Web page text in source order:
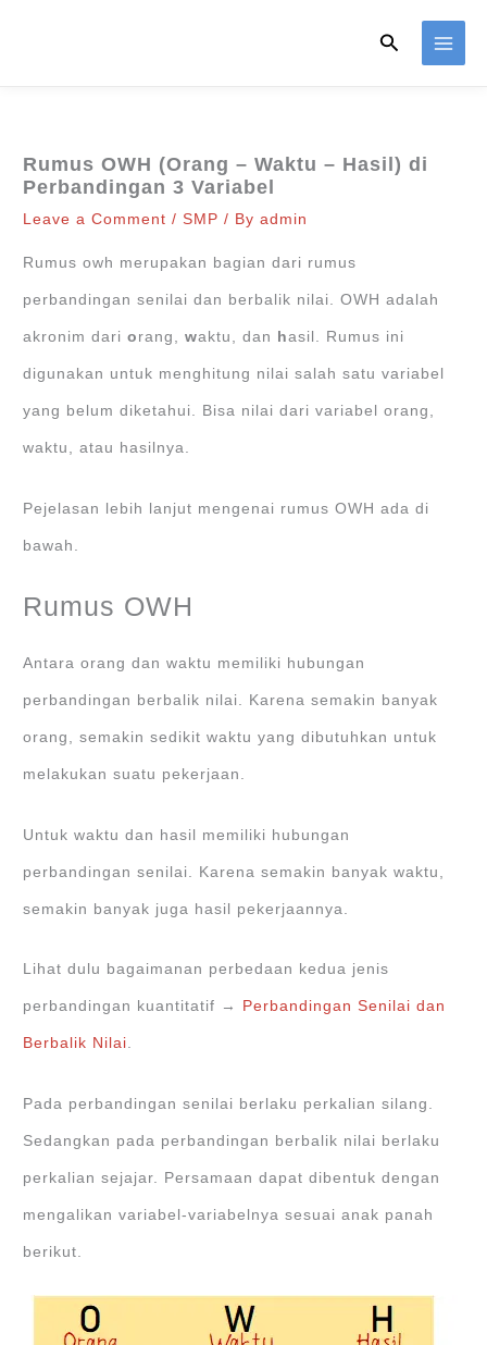
Search
Rumus OWH (Orang – Waktu – Hasil) di
Perbandingan 3 Variabel
Leave a Comment /SMP / Byadmin
Rumus owh merupakan bagian dari rumus
perbandingan senilai dan berbalik nilai. OWH adalah
akronim dario rang,waktu, dan hasil. Rumus ini
digunakan untuk menghitung nilai salah satu variabel
yang belum diketahui. Bisa nilai dari variabel orang,
waktu, atau hasilnya.
Pejelasan lebih lanjut mengenai rumus OWH ada di
bawah.
Rumus OWH
Antara orang dan waktu memiliki hubungan
perbandingan berbalik nilai. Karena semakin banyak
orang, semakin sedikit waktu yang dibutuhkan untuk
melakukan suatu pekerjaan.
Untuk waktu dan hasil memiliki hubungan
perbandingan senilai. Karena semakin banyak waktu,
semakin banyak juga hasil pekerjaannya.
Lihat dulu bagaimanan perbedaan kedua jenis
perbandingan kuantitatif → Perbandingan Senilai dan
Berbalik Nilai.
Pada perbandingan senilai berlaku perkalian silang.
Sedangkan pada perbandingan berbalik nilai berlaku
perkalian sejajar. Persamaan dapat dibentuk dengan
mengalikan variabel-variabelnya sesuai anak panah
berikut.